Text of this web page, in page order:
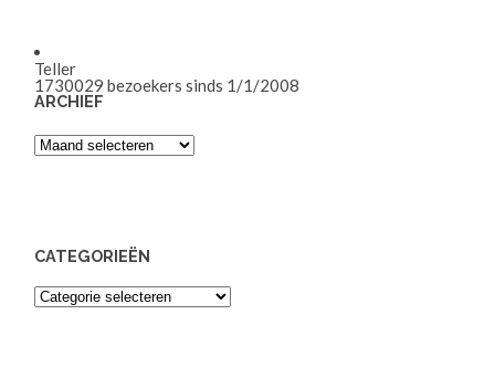
Teller
1730029 bezoekers sinds 1/1/2008
ARCHIEF
Archief
CATEGORIEËN
Categorieën